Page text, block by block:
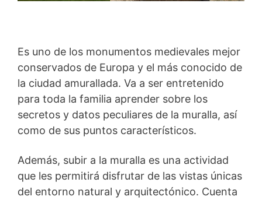
Es uno de los monumentos medievales mejor
conservados de Europa y el más conocido de
la ciudad amurallada. Va a ser entretenido
para toda la familia aprender sobre los
secretos y datos peculiares de la muralla, así
como de sus puntos característicos.
Además, subir a la muralla es una actividad
que les permitirá disfrutar de las vistas únicas
del entorno natural y arquitectónico. Cuenta